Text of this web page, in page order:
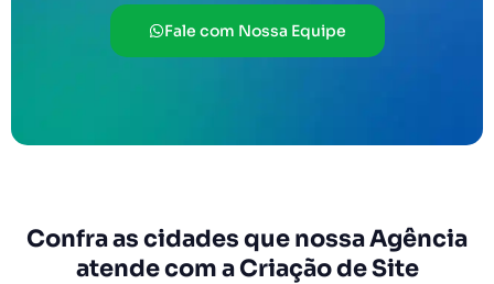
Fale com Nossa Equipe
Confra as cidades que nossa Agência
atende com a Criação de Site